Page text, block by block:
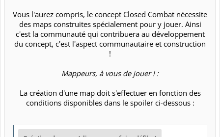
Vous l'aurez compris, le concept Closed Combat nécessite
des maps construites spécialement pour y jouer. Ainsi
c'est la communauté qui contribuera au développement
du concept, c'est l'aspect communautaire et construction
!​
Mappeurs, à vous de jouer ! :
La création d'une map doit s'effectuer en fonction des
conditions disponibles dans le spoiler ci-dessous :​